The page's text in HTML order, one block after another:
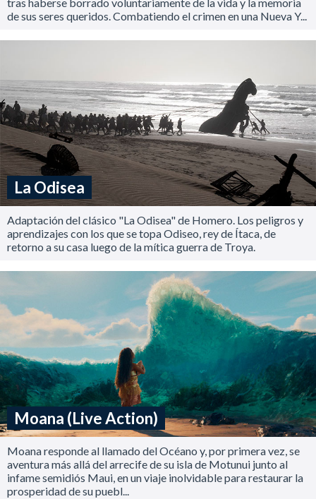
de sus seres queridos. Combatiendo el crimen en una Nueva Y...
La Odisea
Adaptación del clásico "La Odisea" de Homero. Los peligros y
aprendizajes con los que se topa Odiseo, rey de Ítaca, de
retorno a su casa luego de la mítica guerra de Troya.
Moana (Live Action)
Moana responde al llamado del Océano y, por primera vez, se
aventura más allá del arrecife de su isla de Motunui junto al
infame semidiós Maui, en un viaje inolvidable para restaurar la
prosperidad de su puebl...